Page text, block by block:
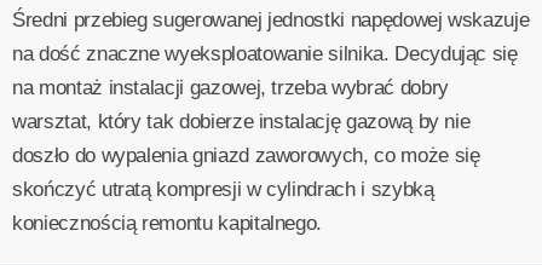
Średni przebieg sugerowanej jednostki napędowej wskazuje
na dość znaczne wyeksploatowanie silnika. Decydując się
na montaż instalacji gazowej, trzeba wybrać dobry
warsztat, który tak dobierze instalację gazową by nie
doszło do wypalenia gniazd zaworowych, co może się
skończyć utratą kompresji w cylindrach i szybką
koniecznością remontu kapitalnego.